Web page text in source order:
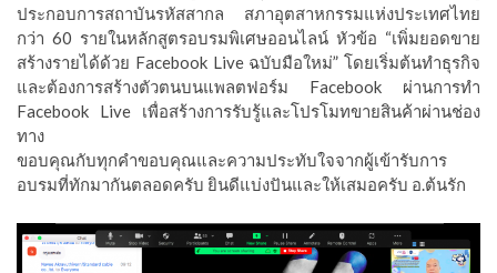
ประกอบการสถาบันรหัสสากล สภาอุตสาหกรรมแห่งประเทศไทย
กว่า 60 รายในหลักสูตรอบรมพิเศษออนไลน์ หัวข้อ “เพิ่มยอดขาย
สร้างรายได้ด้วย Facebook Live ฉบับมือใหม่” โดยเริ่มต้นทำธุรกิจ
และต้องการสร้างตัวตนบนแพลตฟอร์ม Facebook ผ่านการทำ
Facebook Live เพื่อสร้างการรับรู้และโปรโมทขายสินค้าผ่านช่อง
ทาง
ขอบคุณกับทุกคำขอบคุณและความประทับใจจากผู้เข้ารับการ
อบรมที่ทักมากันตลอดครับ ยินดีแบ่งปันและให้เสมอครับ อ.ต้นรัก